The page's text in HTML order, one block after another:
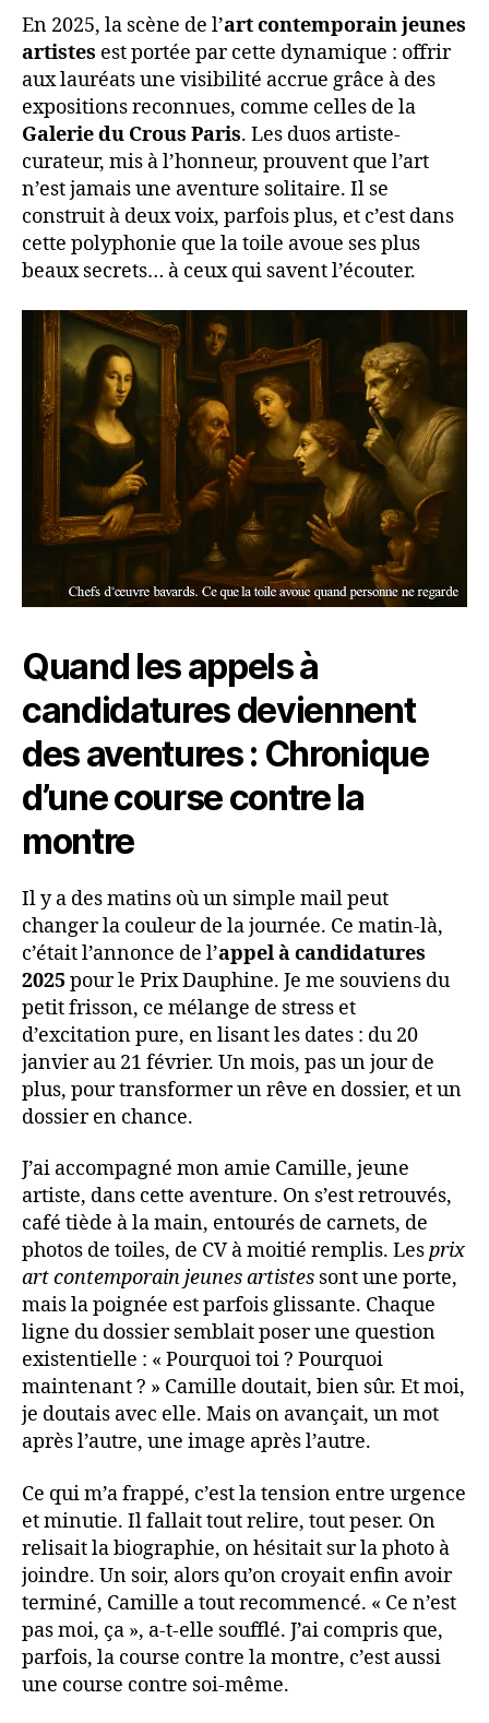
En 2025, la scène de l’art contemporain jeunes
artistes est portée par cette dynamique : offrir
aux lauréats une visibilité accrue grâce à des
expositions reconnues, comme celles de la
Galerie du Crous Paris. Les duos artiste-
curateur, mis à l’honneur, prouvent que l’art
n’est jamais une aventure solitaire. Il se
construit à deux voix, parfois plus, et c’est dans
cette polyphonie que la toile avoue ses plus
beaux secrets… à ceux qui savent l’écouter.
Quand les appels à
candidatures deviennent
des aventures : Chronique
d’une course contre la
montre
Il y a des matins où un simple mail peut
changer la couleur de la journée. Ce matin-là,
c’était l’annonce de l’appel à candidatures
2025 pour le Prix Dauphine. Je me souviens du
petit frisson, ce mélange de stress et
d’excitation pure, en lisant les dates : du 20
janvier au 21 février. Un mois, pas un jour de
plus, pour transformer un rêve en dossier, et un
dossier en chance.
J’ai accompagné mon amie Camille, jeune
artiste, dans cette aventure. On s’est retrouvés,
café tiède à la main, entourés de carnets, de
photos de toiles, de CV à moitié remplis. Lesprix
art contemporain jeunes artistes sont une porte,
mais la poignée est parfois glissante. Chaque
ligne du dossier semblait poser une question
existentielle : « Pourquoi toi ? Pourquoi
maintenant ? » Camille doutait, bien sûr. Et moi,
je doutais avec elle. Mais on avançait, un mot
après l’autre, une image après l’autre.
Ce qui m’a frappé, c’est la tension entre urgence
et minutie. Il fallait tout relire, tout peser. On
relisait la biographie, on hésitait sur la photo à
joindre. Un soir, alors qu’on croyait enfin avoir
terminé, Camille a tout recommencé. « Ce n’est
pas moi, ça », a-t-elle soufflé. J’ai compris que,
parfois, la course contre la montre, c’est aussi
une course contre soi-même.